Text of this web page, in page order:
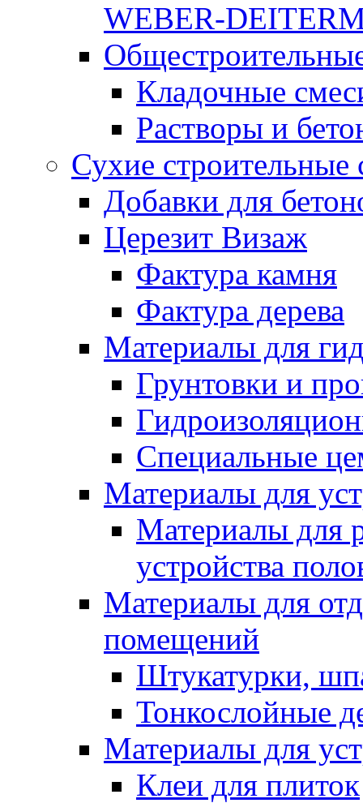
WEBER-
Кладочные
Растворы и
Сухие строительные
Добавки для
Церезит Визаж
Фактура камня
Фактура дерева
Материалы для
Грунтовки и
Специальные
Материалы для
Материалы для
устройства
Материалы для
помещений
Штукатурки,
Тонкослойные
Материалы для
Клеи для плиток